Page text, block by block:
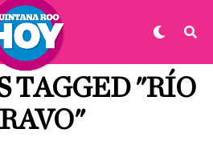
TAGGED "RÍO